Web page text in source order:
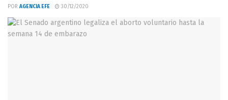
POR AGENCIA EFE 30/12/2020